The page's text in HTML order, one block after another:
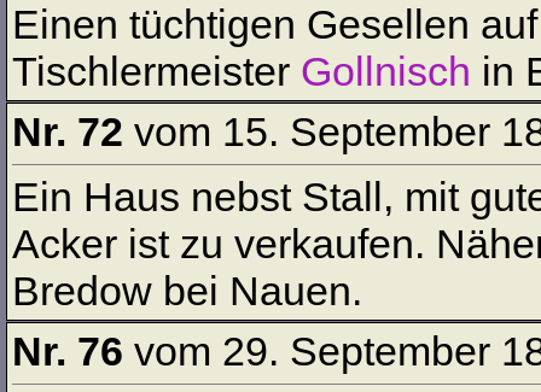
Einen tüchtigen Gesellen
Tischlermeister Gollnisch in
Nr. 72 vom 15. September
Ein Haus nebst Stall, mit
Acker ist zu verkaufen.
Bredow bei Nauen.
Nr. 76 vom 29. September